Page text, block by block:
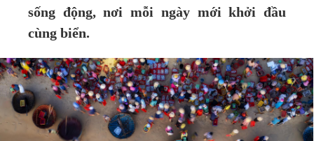
sống động, nơi mỗi ngày mới khởi đầu
cùng biển.